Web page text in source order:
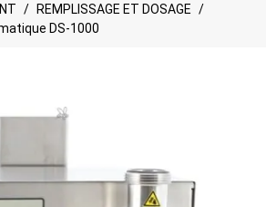
REMPLISSAGE ET DOSAGE
DS-1000